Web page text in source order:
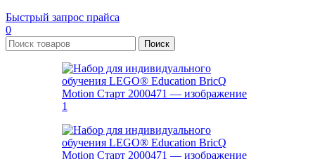
Быстрый запрос прайса
0
Поиск